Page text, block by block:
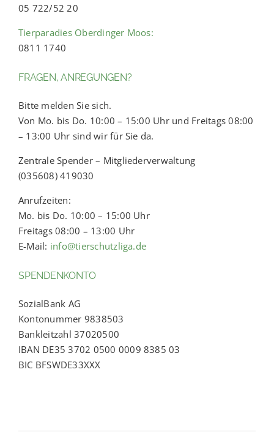
05 722/52 20
Tierparadies Oberdinger Moos:
0811 1740
FRAGEN, ANREGUNGEN?
Bitte melden Sie sich.
Von Mo. bis Do. 10:00 – 15:00 Uhr und Freitags 08:00
– 13:00 Uhr sind wir für Sie da.
Zentrale Spender – Mitgliederverwaltung
(035608) 419030
Anrufzeiten:
Mo. bis Do. 10:00 – 15:00 Uhr
Freitags 08:00 – 13:00 Uhr
E-Mail: info@tierschutzliga.de
SPENDENKONTO
SozialBank AG
Kontonummer 9838503
Bankleitzahl 37020500
IBAN DE35 3702 0500 0009 8385 03
BIC BFSWDE33XXX